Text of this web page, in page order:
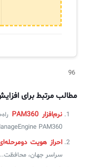
96
مطالب مرتبط برای
نرم‌افزار PAM360
PAM360...
احراز هویت
سراسر جهان،